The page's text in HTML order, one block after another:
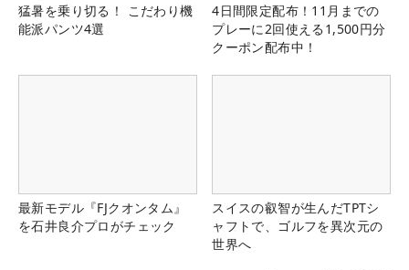
猛暑を乗り切る！ こだわり機
能派パンツ4選
4日間限定配布！11月までの
プレーに2回使える1,500円分
クーポン配布中！
最新モデル『FJクオンタム』
を石井良介プロがチェック
スイスの叡智が生んだTPTシ
ャフトで、ゴルフを異次元の
世界へ